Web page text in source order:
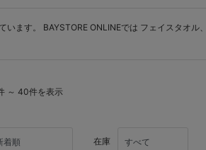
ます。 BAYSTORE ONLINEでは フェイスタオル、
～ 40件を表示
在庫